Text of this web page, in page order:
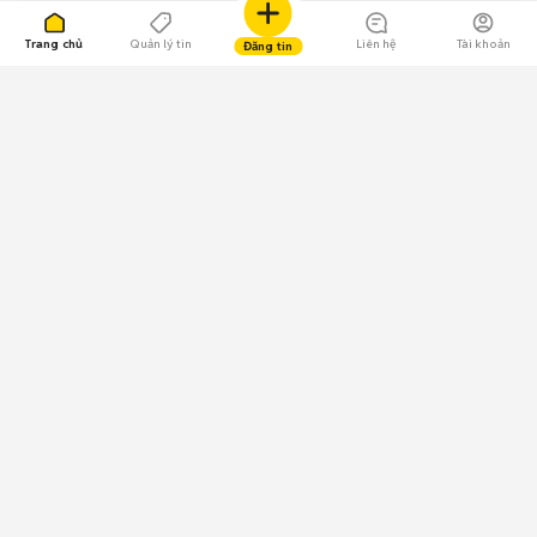
Trang chủ Quản lý tin Đăng tin Liên hệ Tài khoản